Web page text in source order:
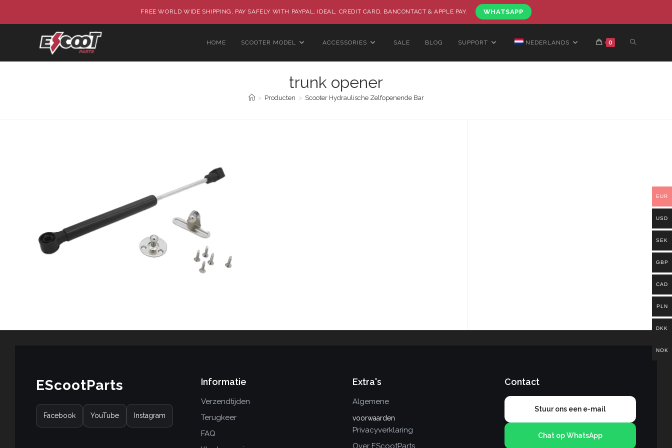
FREE WORLD WIDE SHIPPING, PAY SAFELY WITH PAYPAL, IDEAL, CREDIT CARD, BANCONTACT & APPLE PAY. WHATSAPP
HOME SCOOTER MODEL ACCESSORIES SALE BLOG SUPPORT NEDERLANDS 0
trunk opener
> Producten > Scooter Hydraulische Zelfopenende Bar
EScootParts
Facebook YouTube Instagram
Informatie
Verzendtijden
Terugkeer
FAQ
Extra's
Algemene
voorwaarden
Privacyverklaring
Over EScootParts
Contact
Stuur ons een e-mail
Chat op WhatsApp
EUR
USD
SEK
GBP
CAD
PLN
DKK
NOK